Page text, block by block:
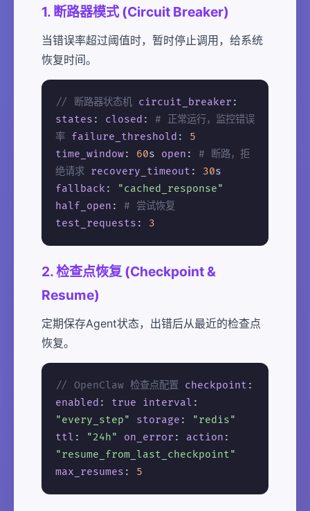
1. 断路器模式 (Circuit Breaker)
当错误率超过阈值时，暂时停止调用，给系统
恢复时间。
// 断路器状态机 circuit_breaker :
states : closed : # 正常运行，监控错误
率 failure_threshold : 5
time_window: 60s open : # 断路，拒
绝请求 recovery_timeout : 30s
fallback :
"cached_response"
half_open : # 尝试恢复
test_requests : 3
2. 检查点恢复 (Checkpoint &
Resume)
定期保存Agent状态，出错后从最近的检查点
恢复。
// OpenClaw 检查点配置 checkpoint :
enabled : true interval :
"every_step"
storage :
"redis"
ttl : "24h" on_error : action :
"resume_from_last_checkpoint"
max_resumes : 5